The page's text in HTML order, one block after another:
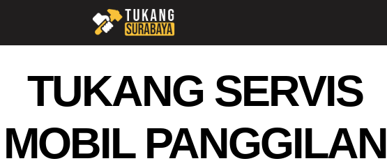
TUKANG SERVIS
MOBIL PANGGILAN